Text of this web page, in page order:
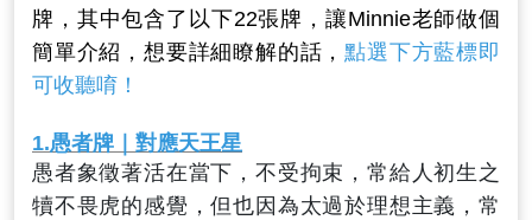
牌，其中包含了以下22張牌，讓Minnie老師做個
簡單介紹，想要詳細瞭解的話，點選下方藍標即
可收聽唷！
1.愚者牌｜對應天王星
愚者象徵著活在當下，不受拘束，常給人初生之
犢不畏虎的感覺，但也因為太過於理想主義，常